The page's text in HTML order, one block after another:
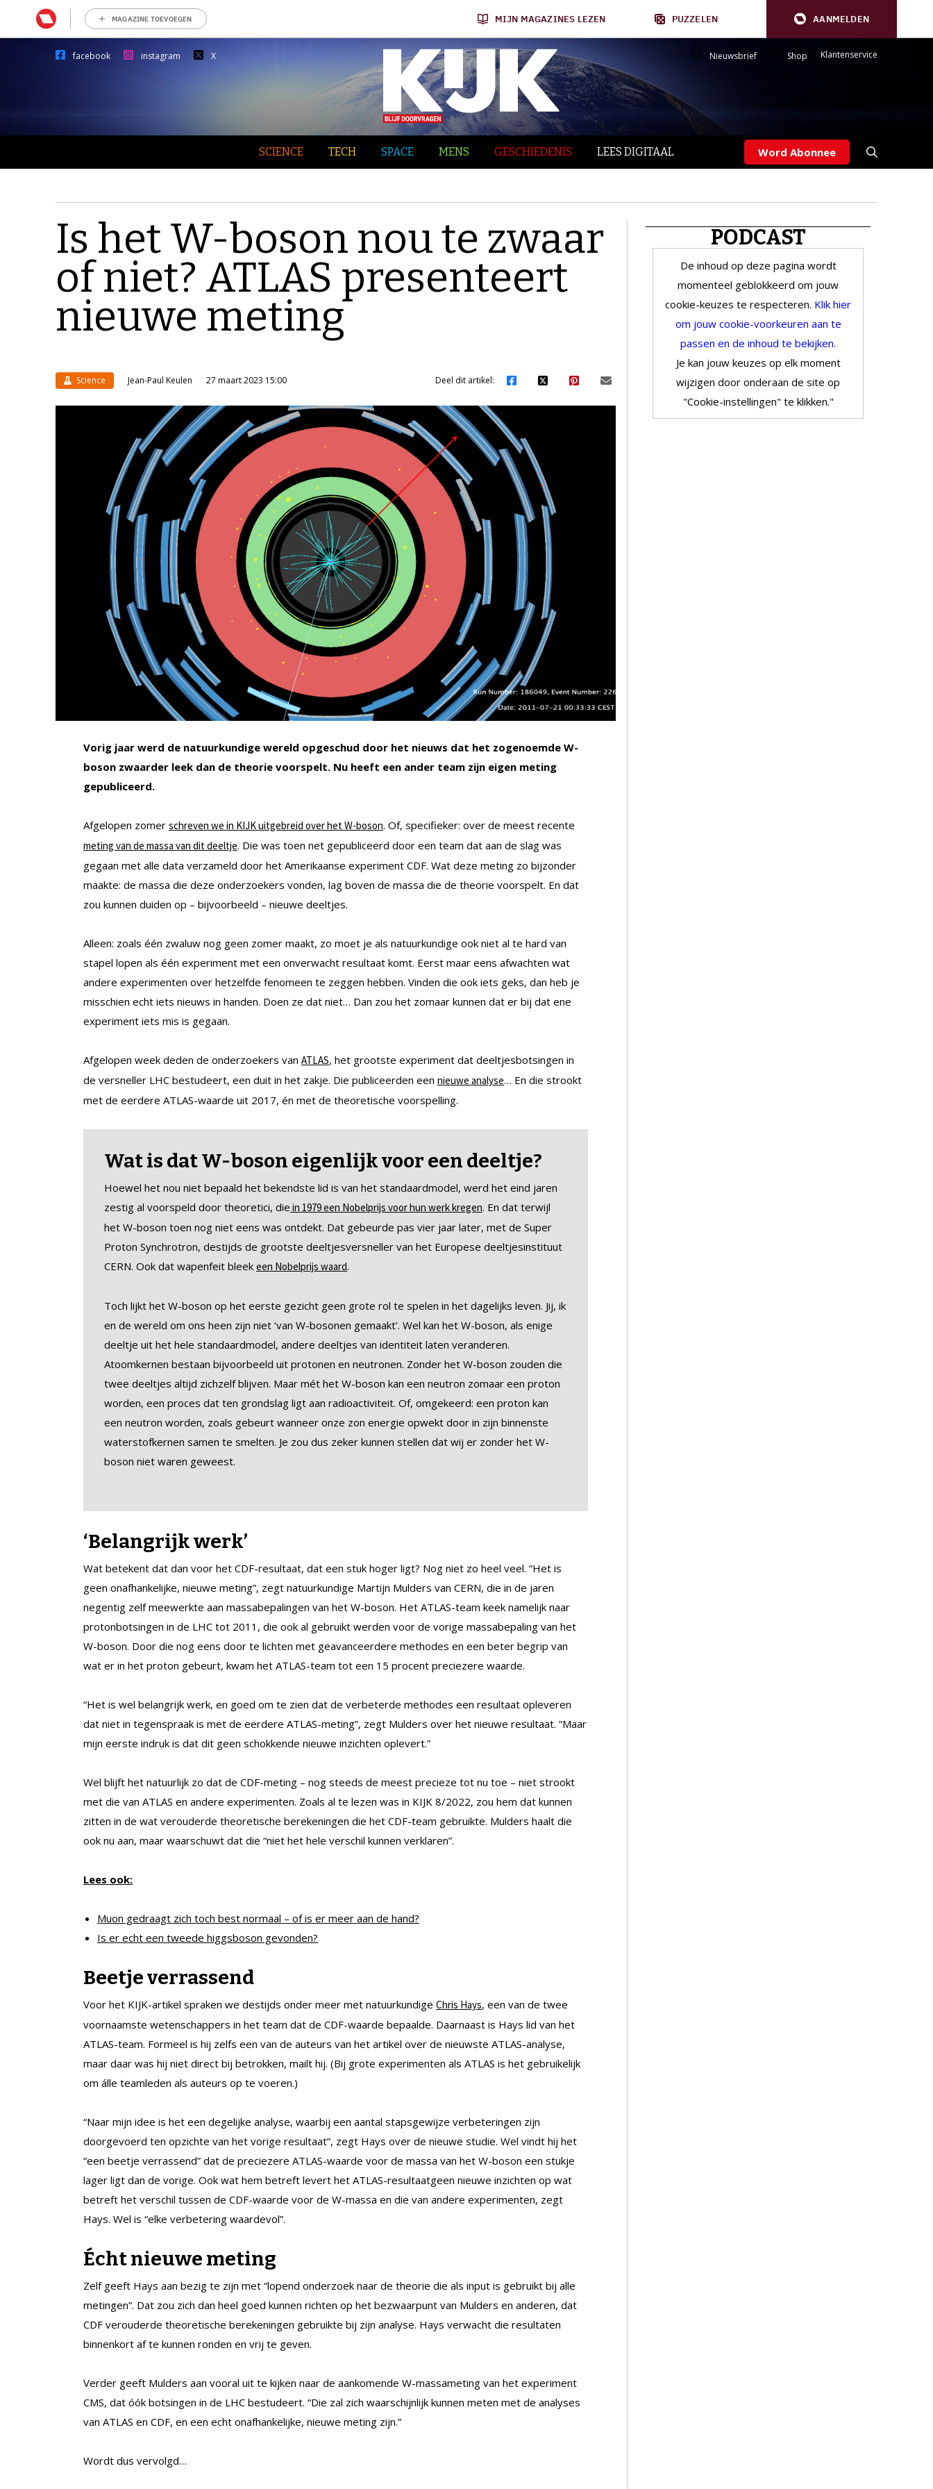
MAGAZINE TOEVOEGEN MIJN MAGAZINES LEZEN PUZZELEN AANMELDEN
facebook instagram X Nieuwsbrief Shop Klantenservice
SCIENCE TECH SPACE MENS GESCHIEDENIS LEES DIGITAAL Word Abonnee
Is het W-boson nou te zwaar
of niet? ATLAS presenteert
nieuwe meting
Science Jean-Paul Keulen 27 maart 2023 15:00 Deel dit artikel:
Vorig jaar werd de natuurkundige wereld opgeschud door het nieuws dat het zogenoemde W-
boson zwaarder leek dan de theorie voorspelt. Nu heeft een ander team zijn eigen meting
gepubliceerd.
Afgelopen zomer schreven we in KIJK uitgebreid over het W-boson. Of, specifieker: over de meest recente
meting van de massa van dit deeltje. Die was toen net gepubliceerd door een team dat aan de slag was
gegaan met alle data verzameld door het Amerikaanse experiment CDF. Wat deze meting zo bijzonder
maakte: de massa die deze onderzoekers vonden, lag boven de massa die de theorie voorspelt. En dat
zou kunnen duiden op – bijvoorbeeld – nieuwe deeltjes.
Alleen: zoals één zwaluw nog geen zomer maakt, zo moet je als natuurkundige ook niet al te hard van
stapel lopen als één experiment met een onverwacht resultaat komt. Eerst maar eens afwachten wat
andere experimenten over hetzelfde fenomeen te zeggen hebben. Vinden die ook iets geks, dan heb je
misschien echt iets nieuws in handen. Doen ze dat niet… Dan zou het zomaar kunnen dat er bij dat ene
experiment iets mis is gegaan.
Afgelopen week deden de onderzoekers van ATLAS, het grootste experiment dat deeltjesbotsingen in
de versneller LHC bestudeert, een duit in het zakje. Die publiceerden een nieuwe analyse… En die strookt
met de eerdere ATLAS-waarde uit 2017, én met de theoretische voorspelling.
Wat is dat W-boson eigenlijk voor een deeltje?
Hoewel het nou niet bepaald het bekendste lid is van het standaardmodel, werd het eind jaren
zestig al voorspeld door theoretici, die in 1979 een Nobelprijs voor hun werk kregen. En dat terwijl
het W-boson toen nog niet eens was ontdekt. Dat gebeurde pas vier jaar later, met de Super
Proton Synchrotron, destijds de grootste deeltjesversneller van het Europese deeltjesinstituut
CERN. Ook dat wapenfeit bleek een Nobelprijs waard.
Toch lijkt het W-boson op het eerste gezicht geen grote rol te spelen in het dagelijks leven. Jij, ik
en de wereld om ons heen zijn niet ‘van W-bosonen gemaakt’. Wel kan het W-boson, als enige
deeltje uit het hele standaardmodel, andere deeltjes van identiteit laten veranderen.
Atoomkernen bestaan bijvoorbeeld uit protonen en neutronen. Zonder het W-boson zouden die
twee deeltjes altijd zichzelf blijven. Maar mét het W-boson kan een neutron zomaar een proton
worden, een proces dat ten grondslag ligt aan radioactiviteit. Of, omgekeerd: een proton kan
een neutron worden, zoals gebeurt wanneer onze zon energie opwekt door in zijn binnenste
waterstofkernen samen te smelten. Je zou dus zeker kunnen stellen dat wij er zonder het W-
boson niet waren geweest.
‘Belangrijk werk’
Wat betekent dat dan voor het CDF-resultaat, dat een stuk hoger ligt? Nog niet zo heel veel. “Het is
geen onafhankelijke, nieuwe meting”, zegt natuurkundige Martijn Mulders van CERN, die in de jaren
negentig zelf meewerkte aan massabepalingen van het W-boson. Het ATLAS-team keek namelijk naar
protonbotsingen in de LHC tot 2011, die ook al gebruikt werden voor de vorige massabepaling van het
W-boson. Door die nog eens door te lichten met geavanceerdere methodes en een beter begrip van
wat er in het proton gebeurt, kwam het ATLAS-team tot een 15 procent preciezere waarde.
“Het is wel belangrijk werk, en goed om te zien dat de verbeterde methodes een resultaat opleveren
dat niet in tegenspraak is met de eerdere ATLAS-meting”, zegt Mulders over het nieuwe resultaat. “Maar
mijn eerste indruk is dat dit geen schokkende nieuwe inzichten oplevert.”
Wel blijft het natuurlijk zo dat de CDF-meting – nog steeds de meest precieze tot nu toe – niet strookt
met die van ATLAS en andere experimenten. Zoals al te lezen was in KIJK 8/2022, zou hem dat kunnen
zitten in de wat verouderde theoretische berekeningen die het CDF-team gebruikte. Mulders haalt die
ook nu aan, maar waarschuwt dat die “niet het hele verschil kunnen verklaren”.
Lees ook:
Muon gedraagt zich toch best normaal – of is er meer aan de hand?
Is er echt een tweede higgsboson gevonden?
Beetje verrassend
Voor het KIJK-artikel spraken we destijds onder meer met natuurkundige Chris Hays, een van de twee
voornaamste wetenschappers in het team dat de CDF-waarde bepaalde. Daarnaast is Hays lid van het
ATLAS-team. Formeel is hij zelfs een van de auteurs van het artikel over de nieuwste ATLAS-analyse,
maar daar was hij niet direct bij betrokken, mailt hij. (Bij grote experimenten als ATLAS is het gebruikelijk
om álle teamleden als auteurs op te voeren.)
“Naar mijn idee is het een degelijke analyse, waarbij een aantal stapsgewijze verbeteringen zijn
doorgevoerd ten opzichte van het vorige resultaat”, zegt Hays over de nieuwe studie. Wel vindt hij het
“een beetje verrassend” dat de preciezere ATLAS-waarde voor de massa van het W-boson een stukje
lager ligt dan de vorige. Ook wat hem betreft levert het ATLAS-resultaatgeen nieuwe inzichten op wat
betreft het verschil tussen de CDF-waarde voor de W-massa en die van andere experimenten, zegt
Hays. Wel is “elke verbetering waardevol”.
Écht nieuwe meting
Zelf geeft Hays aan bezig te zijn met “lopend onderzoek naar de theorie die als input is gebruikt bij alle
metingen”. Dat zou zich dan heel goed kunnen richten op het bezwaarpunt van Mulders en anderen, dat
CDF verouderde theoretische berekeningen gebruikte bij zijn analyse. Hays verwacht die resultaten
binnenkort af te kunnen ronden en vrij te geven.
Verder geeft Mulders aan vooral uit te kijken naar de aankomende W-massameting van het experiment
CMS, dat óók botsingen in de LHC bestudeert. “Die zal zich waarschijnlijk kunnen meten met de analyses
van ATLAS en CDF, en een echt onafhankelijke, nieuwe meting zijn.”
Wordt dus vervolgd…
PODCAST
De inhoud op deze pagina wordt
momenteel geblokkeerd om jouw
cookie-keuzes te respecteren. Klik hier
om jouw cookie-voorkeuren aan te
passen en de inhoud te bekijken.
Je kan jouw keuzes op elk moment
wijzigen door onderaan de site op
"Cookie-instellingen" te klikken."